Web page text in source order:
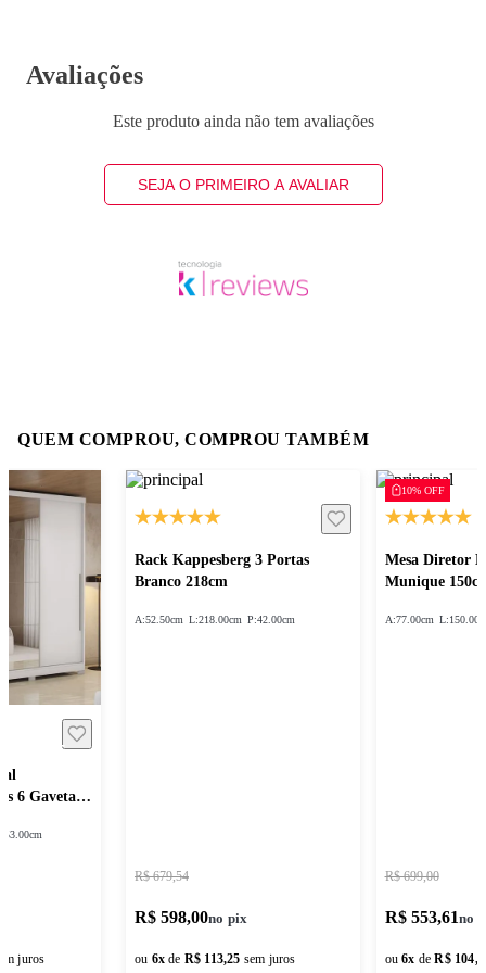
Avaliações
Este produto ainda não tem avaliações
SEJA O PRIMEIRO A AVALIAR
QUEM COMPROU, COMPROU TAMBÉM
Rack Kappesberg 3 Portas
Branco 218cm
A:52.50cm L:218.00cm P:42.00cm
R$ 679,54
R$ 598,00
ou 6x de R$ 113,25 sem juros
10% OFF
Mesa Diretor
Munique
A:77.00cm L:
R$ 699,00
R$ 553,61
ou6x de R$
6 Gavetas
53.00cm
juros